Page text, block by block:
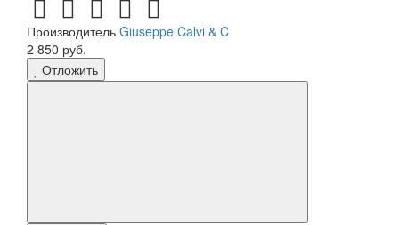
Производитель Giuseppe Calvi & C
2 850 руб.
Отложить